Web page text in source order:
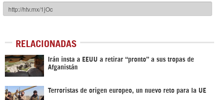
RELACIONADAS
Irán insta a EEUU a retirar “pronto” a sus tropas de
Afganistán
Terroristas de origen europeo, un nuevo reto para la UE